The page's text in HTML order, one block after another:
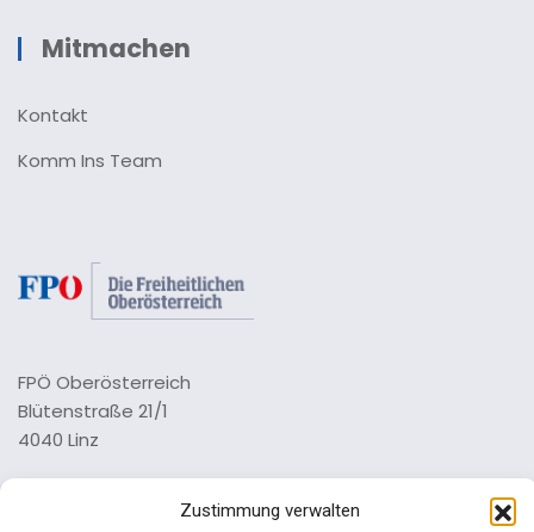
Zustimmung verwalten
Mitmachen
Kontakt
Komm Ins Team
FPÖ Oberösterreich
Blütenstraße 21/1
4040 Linz
Tel.: 0732 73 64 26 0